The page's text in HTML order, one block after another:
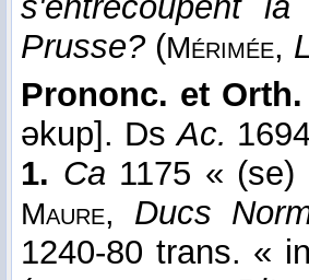
Prusse? (Mérimée,
Prononc. et
əkup]. DsAc.
1. Ca1175 « (se)
Maure, Ducs
1240-80 trans. «